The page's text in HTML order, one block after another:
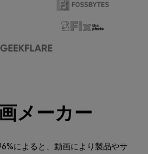
メーカー
によると、動画により製品やサ